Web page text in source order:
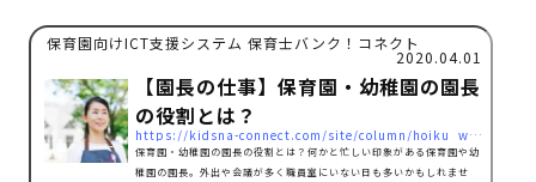
保育園向けICT支援システム 保育士バンク！コネクト
2020.04.01
【園長の仕事】保育園・幼稚園の園長
の役割とは？
https://kidsna-connect.com/site/column/hoiku_workstyle/2118
保育園・幼稚園の園長の役割とは？何かと忙しい印象がある保育園や幼
稚園の園長。外出や会議が多く職員室にいない日も多いかもしれませ